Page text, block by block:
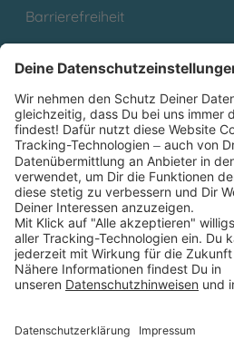
Barrierefreiheit
Partnerprogramm (Affiliate)
Folge uns auf
* Versandkostenfrei ab 9,00 €
Deutschlands
** Lieferzeit 1-3 Werktage
Thienemann-Esslinger Verlag GmbH,